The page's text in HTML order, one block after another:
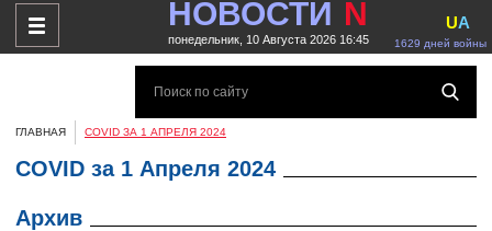
НОВОСТИ N
понедельник, 10 Августа 2026 16:45 1629 дней войны
UA
ГЛАВНАЯ COVID ЗА 1 АПРЕЛЯ 2024
COVID за 1 Апреля 2024
Архив